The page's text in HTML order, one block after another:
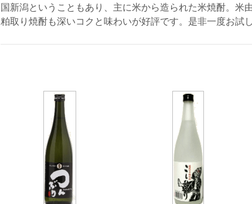
国新潟ということもあり、主に米から造られた米焼酎。米
粕取り焼酎も深いコクと味わいが好評です。是非一度お試